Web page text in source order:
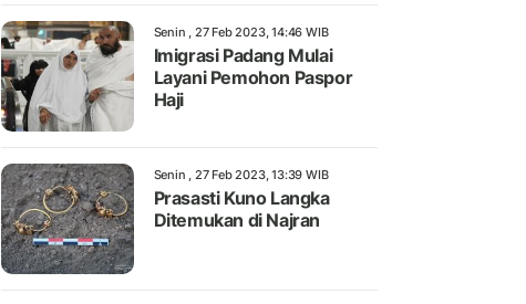
Senin , 27 Feb 2023, 14:46 WIB
Imigrasi Padang Mulai
Layani Pemohon Paspor
Haji
Senin , 27 Feb 2023, 13:39 WIB
Prasasti Kuno Langka
Ditemukan di Najran